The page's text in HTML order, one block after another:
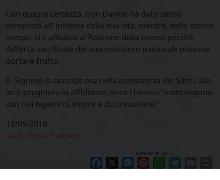
Con questa certezza, don Davide ha dato senso
compiuto all’ insieme della sua vita, mentre, nello stesso
tempo, si è affidato al Padrone della messe perché
l’offerta sacrificale del suo ministero pastorale potesse
portare frutto.
Il Signore lo accolga ora nella compagnia dei Santi, alla
loro preghiera lo affidiamo, visto che essi “mantengono
con noi legami di amore e di comunione”
13/05/2018
card. Oscar Cantoni
condividi su
Facebook Messenger
PinterestWhatsApp